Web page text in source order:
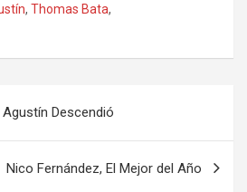
, Thomas Bata,
Descendió
Nico Fernández, El Mejor del Año